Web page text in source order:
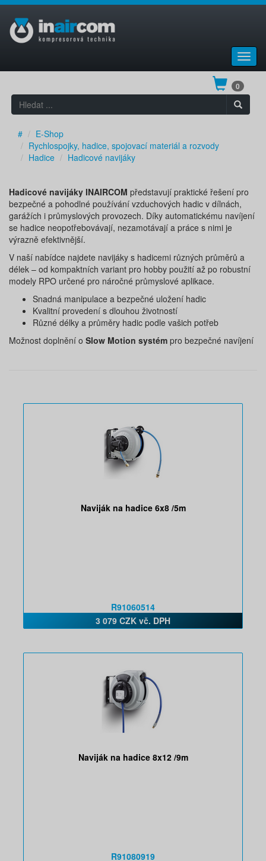
0
#
E-Shop
Rychlospojky, hadice, spojovací materiál a rozvody
Hadice
Hadicové navijáky
Hadicové navijáky INAIRCOM představují praktické řešení pro
bezpečné a pohodlné používání vzduchových hadic v dílnách,
garážích i průmyslových provozech. Díky automatickému navíjení
se hadice neopotřebovávají, nezamotávají a práce s nimi je
výrazně efektivnější.
V naší nabídce najdete navijáky s hadicemi různých průměrů a
délek – od kompaktních variant pro hobby použití až po robustní
modely RPO určené pro náročné průmyslové aplikace.
Snadná manipulace a bezpečné uložení hadic
Kvalitní provedení s dlouhou životností
Různé délky a průměry hadic podle vašich potřeb
Možnost doplnění o Slow Motion systém pro bezpečné navíjení
Naviják na hadice 6x8 /5m
R91060514
3 079 CZK vč. DPH
Naviják na hadice 8x12 /9m
R91080919